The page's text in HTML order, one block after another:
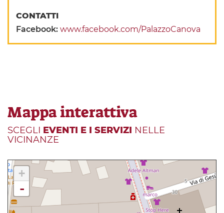
CONTATTI
Facebook:www.facebook.com/PalazzoCanova
Mappa interattiva
SCEGLI EVENTI E I SERVIZI NELLE
VICINANZE
+
-